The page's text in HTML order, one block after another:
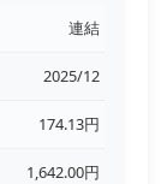
連結
2025/12
174.13円
1,642.00円